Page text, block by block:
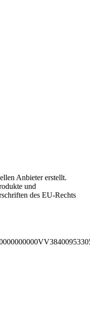
Anbieter erstellt.
und
des EU-Rechts